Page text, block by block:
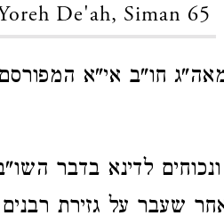
De'ah, Siman 65
חו"ב אי"א
ונכוחים לדינא בדבר
שעבר על גזירת